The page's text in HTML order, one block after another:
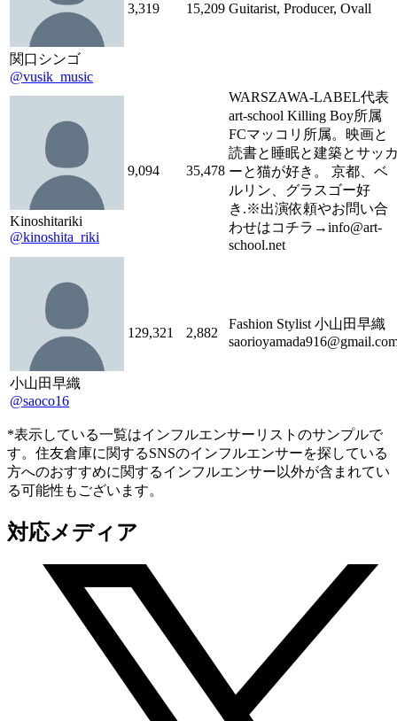
関口シンゴ
@vusik_music
3,319 15,209 Guitarist, Producer, Ovall
Kinoshitariki
@kinoshita_riki
9,094 35,478
WARSZAWA-LABEL代表
art-school Killing Boy所属
FCマッコリ所属。映画と
読書と睡眠と建築とサッ
ーと猫が好き。 京都、ベ
ルリン、グラスゴー好
き.※出演依頼やお問い合
わせはコチラ→info@art-
school.net
小山田早織
@saoco16
129,321 2,882
Fashion Stylist 小山田早織
*表示している一覧はインフルエンサーリストのサンプルで
す。住友倉庫に関するSNSのインフルエンサーを探している
方へのおすすめに関するインフルエンサー以外が含まれてい
る可能性もございます。
対応メディア